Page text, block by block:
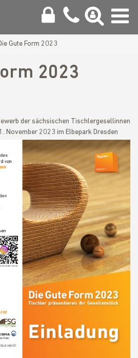
Gute Form 2023
2023
der sächsischen Tischlergesellinnen
November 2023 im Elbepark Dresden